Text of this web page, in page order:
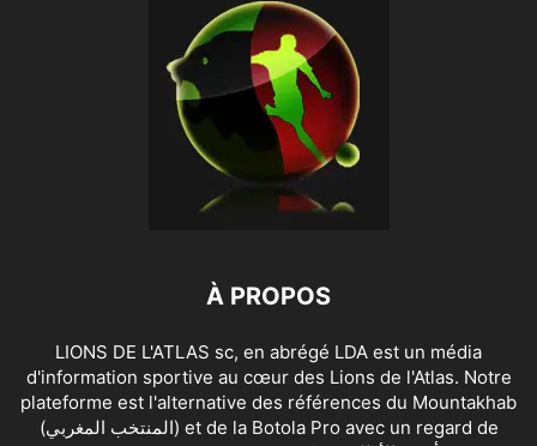
À PROPOS
LIONS DE L'ATLAS sc, en abrégé LDA est un média
d'information sportive au cœur des Lions de l'Atlas. Notre
plateforme est l'alternative des références du Mountakhab
(المنتخب المغربي) et de la Botola Pro avec un regard de